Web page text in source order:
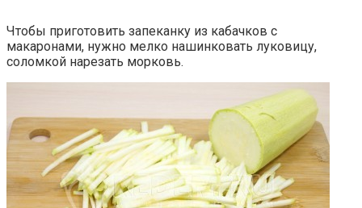
Чтобы приготовить запеканку из кабачков с
макаронами, нужно мелко нашинковать луковицу,
соломкой нарезать морковь.